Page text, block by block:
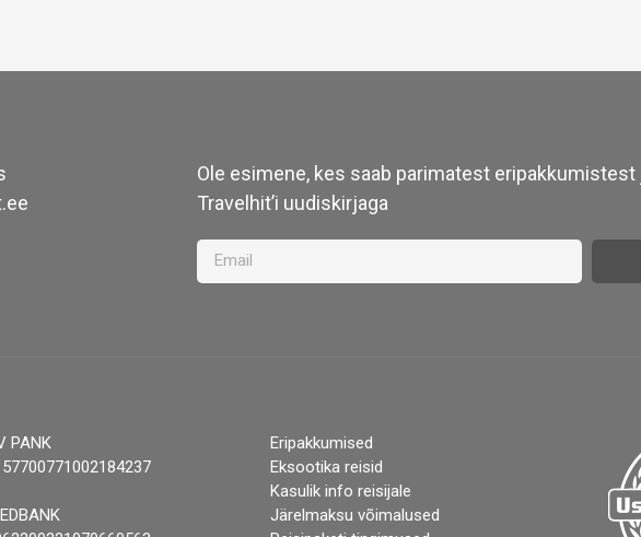
Ole esimene, kes saab parimatest eripakkumistest
Travelhit’i uudiskirjaga
PANK
Eripakkumised
Eksootika reisid
Kasulik info reisijale
Järelmaksu võimalused